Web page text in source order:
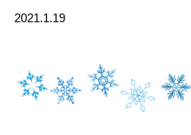
2021.1.19